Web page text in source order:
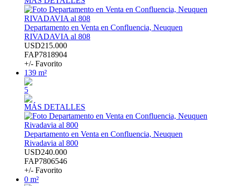
Departamento en Venta en Confluencia, Neuquen
RIVADAVIA al 808
USD215.000
FAP7818904
+/- Favorito
139 m²
5
MÁS DETALLES
Departamento en Venta en Confluencia, Neuquen
Rivadavia al 800
USD240.000
FAP7806546
+/- Favorito
0 m²